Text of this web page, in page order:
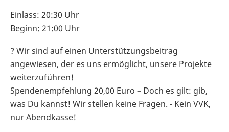
Einlass: 20:30 Uhr
Beginn: 21:00 Uhr
? Wir sind auf einen Unterstützungsbeitrag
angewiesen, der es uns ermöglicht, unsere Projekte
weiterzuführen!
Spendenempfehlung 20,00 Euro – Doch es gilt: gib,
was Du kannst! Wir stellen keine Fragen. - Kein VVK,
nur Abendkasse!